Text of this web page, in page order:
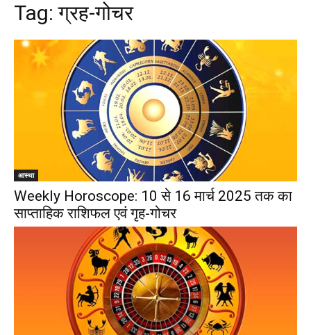
Tag:ग्रह-गोचर
आस्था
Weekly Horoscope: 10 से 16 मार्च 2025 तक का
साप्ताहिक राशिफल एवं गृह-गोचर